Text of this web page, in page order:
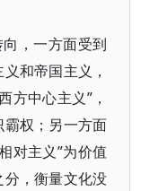
，一方面受到
和帝国主义，
方中心主义”，
权；另一方面
对主义”为价值
，衡量文化没